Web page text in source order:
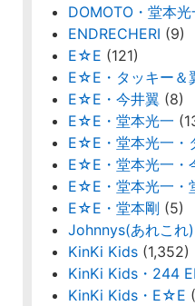
DOMOTO・堂本光
ENDRECHERI (9)
E☆E (121)
E☆E・タッキー＆
E☆E・今井翼 (8)
E☆E・堂本光一
E☆E・堂本光一・
E☆E・堂本光一・
E☆E・堂本光一・
E☆E・堂本剛 (5)
Johnnys(あれこれ)
KinKi Kids (1,352)
KinKi Kids・244
KinKi Kids・E☆E